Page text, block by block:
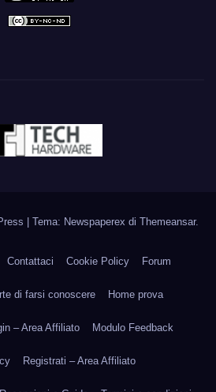
Tema: Newspaperex di Themeansar.
Contattaci Cookie Policy Forum
di farsi conoscere Home prova
– Area Affiliato Modulo Feedback
Registrati – Area Affiliato